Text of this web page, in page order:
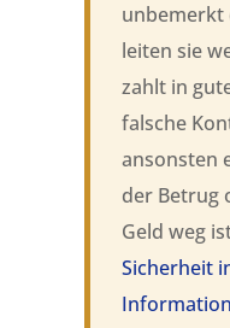
unbemerkt
leiten sie
zahlt in
falsche
ansonsten
der Betrug
Geld weg
Sicherheit